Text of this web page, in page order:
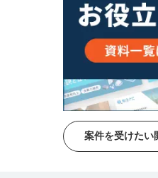
案件を受けたい